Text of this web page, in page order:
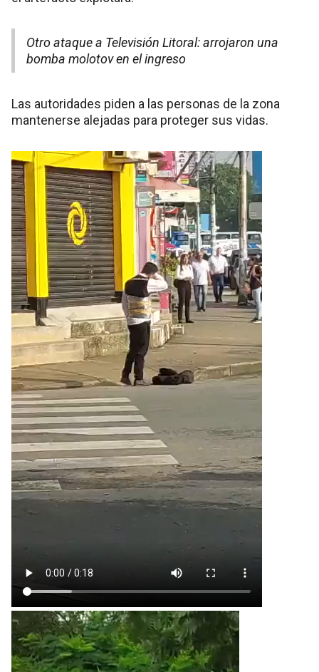
Otro ataque a Televisión Litoral: arrojaron una
bomba molotov en el ingreso
Las autoridades piden a las personas de la zona
mantenerse alejadas para proteger sus vidas.